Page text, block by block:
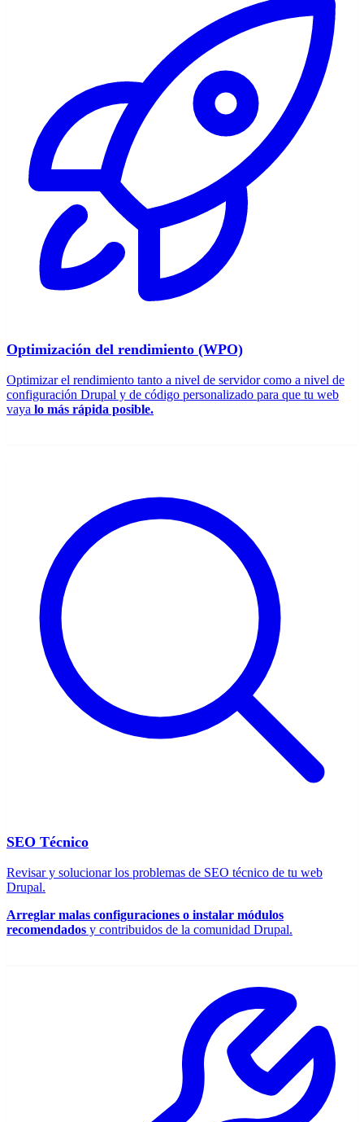
Optimización del rendimiento (WPO)
Optimizar el rendimiento tanto a nivel de servidor como a nivel de
configuración Drupal y de código personalizado para que tu web
vaya lo más rápida posible.
SEO Técnico
Revisar y solucionar los problemas de SEO técnico de tu web
Drupal.
Arreglar malas configuraciones o instalar módulos
recomendados y contribuidos de la comunidad Drupal.